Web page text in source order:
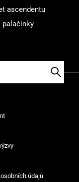
ascendentu
palačinky
údajů